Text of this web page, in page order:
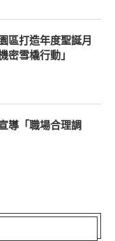
區打造年度聖誕月
密雪橇行動」
導「職場合理調